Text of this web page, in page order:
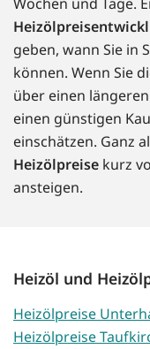
geben, wann Sie in
können. Wenn Sie
über einen
einen günstigen
einschätzen. Ganz
Heizölpreise kurz
ansteigen.
Heizöl und
Heizölpreise
Heizölpreise